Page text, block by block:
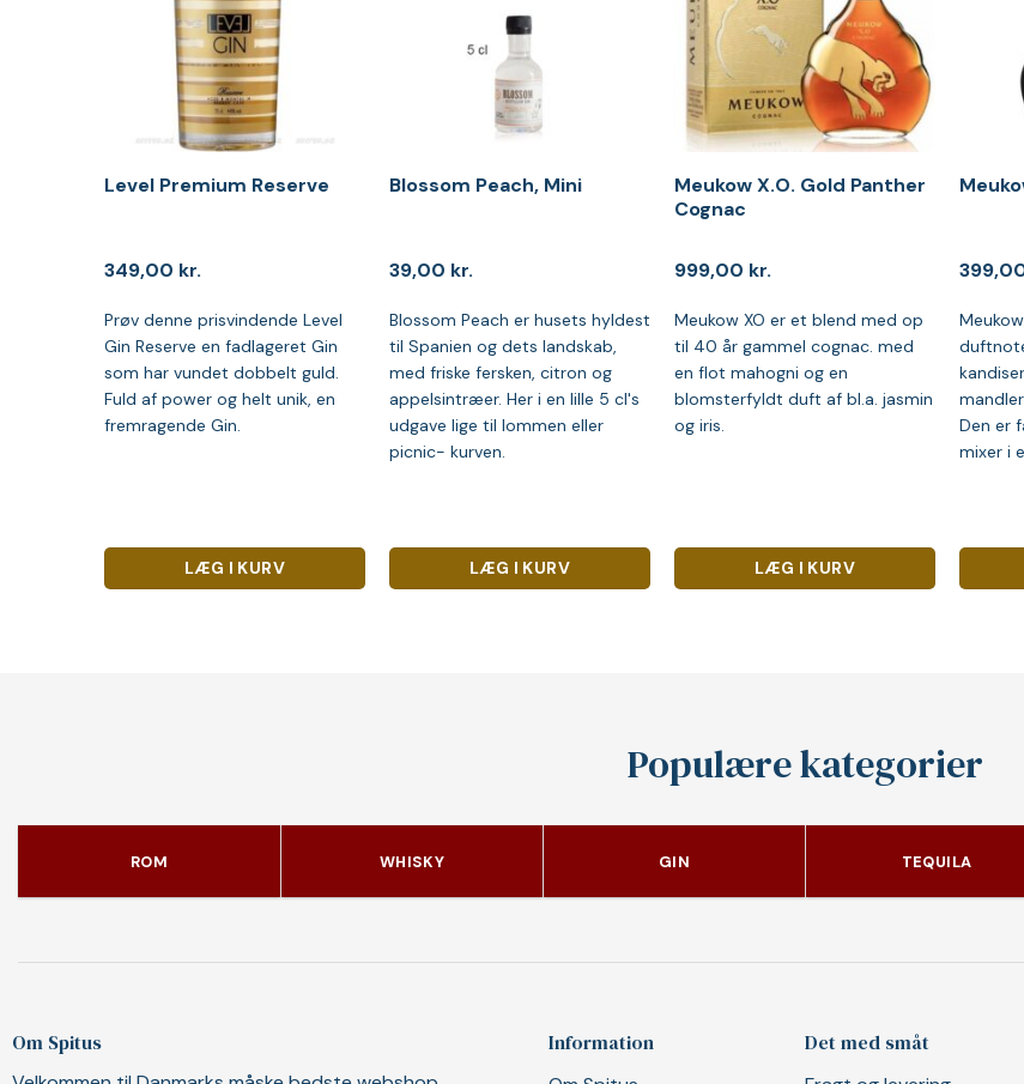
Level Premium Reserve
349,00 kr.
Prøv denne prisvindende Level
Gin Reserve en fadlageret Gin
som har vundet dobbelt guld.
Fuld af power og helt unik, en
fremragende Gin.
LÆG I KURV
Blossom Peach, Mini
39,00 kr.
Blossom Peach er husets hyldest
til Spanien og dets landskab,
med friske fersken, citron og
appelsintræer. Her i en lille 5 cl's
udgave lige til lommen eller
picnic- kurven.
LÆG I KURV
Meukow X.O. Gold Panther
Cognac
999,00 kr.
Meukow XO er et blend med op
til 40 år gammel cognac. med
en flot mahogni og en
blomsterfyldt duft af bl.a. jasmin
og iris.
LÆG I KURV
Den er
mixer i
Populære kategorier
ROM WHISKY GIN TEQUILA
Om Spitus Information Det med småt